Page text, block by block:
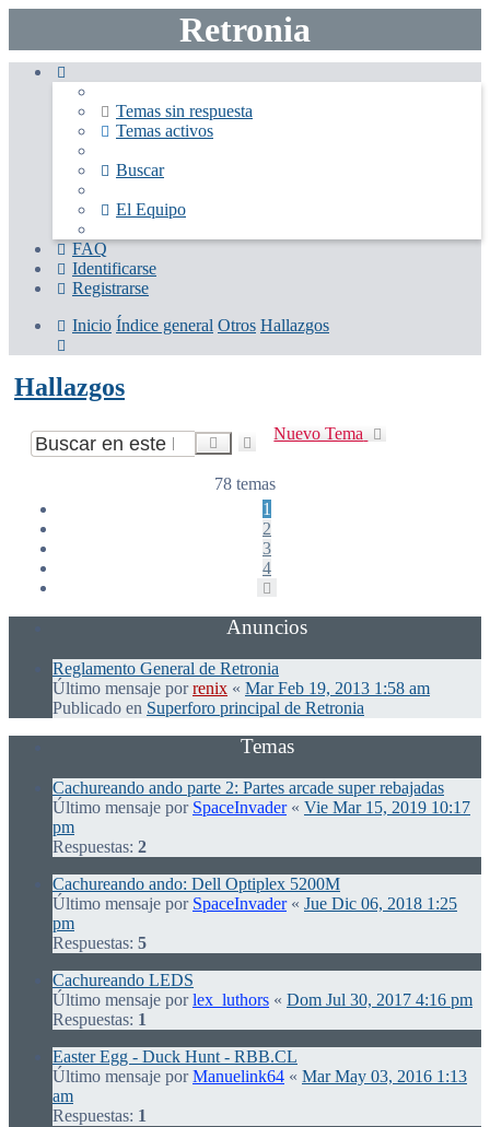
Retronia
Temas sin respuesta
Temas activos
Buscar
El Equipo
FAQ
Identificarse
Registrarse
Inicio Índice general Otros Hallazgos
Hallazgos
Nuevo Tema
Buscar Búsqueda
78 temas
1
2
3
4
Anuncios
Reglamento General de Retronia
Último mensaje porrenix « Mar Feb 19, 2013 1:58 am
Publicado en Superforo principal de Retronia
Temas
Cachureando ando parte 2: Partes arcade super rebajadas
Último mensaje por SpaceInvader« Vie Mar 15, 2019 10:17
pm
Respuestas: 2
Cachureando ando: Dell Optiplex 5200M
Último mensaje por SpaceInvader« Jue Dic 06, 2018 1:25
pm
Respuestas: 5
Cachureando LEDS
Último mensaje porlex_luthors « Dom Jul 30, 2017 4:16 pm
Respuestas: 1
Easter Egg - Duck Hunt - RBB.CL
Último mensaje porManuelink64 « Mar May 03, 2016 1:13
am
Respuestas: 1